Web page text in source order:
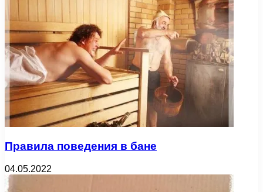
Правила поведения в бане
04.05.2022